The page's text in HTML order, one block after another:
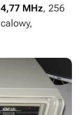
MHz, 256